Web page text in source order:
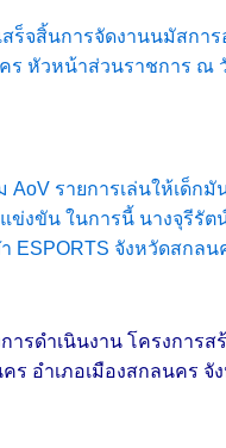
ร็จสิ้นการจัดงานนมัสกา
หัวหน้าส่วนราชการ ณ
รายการเล่นให้เด็ก
ข่งขัน ในการนี้ นางจุรีรั
จังหวัดสกล
รดำเนินงาน โครงการส
อำเภอเมืองสกลนคร จั